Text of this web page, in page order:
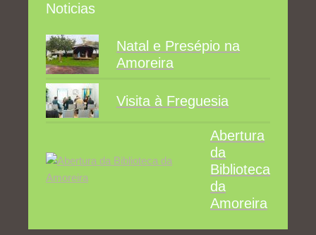
Noticias
Natal e Presépio na
Amoreira
Visita à Freguesia
Abertura
da
Biblioteca
da
Amoreira